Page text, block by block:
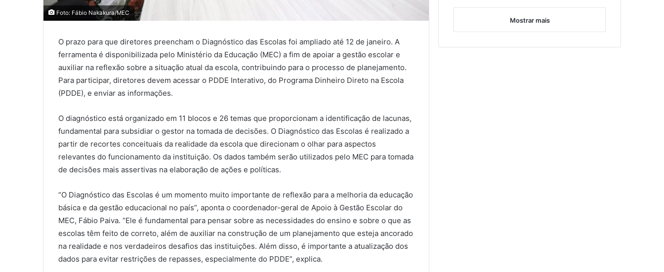
Foto: Fábio Nakakura/MEC
O prazo para que diretores preencham o Diagnóstico das Escolas foi ampliado até 12 de janeiro. A
ferramenta é disponibilizada pelo Ministério da Educação (MEC) a fim de apoiar a gestão escolar e
auxiliar na reflexão sobre a situação atual da escola, contribuindo para o processo de planejamento.
Para participar, diretores devem acessar o PDDE Interativo, do Programa Dinheiro Direto na Escola
(PDDE), e enviar as informações.
O diagnóstico está organizado em 11 blocos e 26 temas que proporcionam a identificação de lacunas,
fundamental para subsidiar o gestor na tomada de decisões. O Diagnóstico das Escolas é realizado a
partir de recortes conceituais da realidade da escola que direcionam o olhar para aspectos
relevantes do funcionamento da instituição. Os dados também serão utilizados pelo MEC para tomada
de decisões mais assertivas na elaboração de ações e políticas.
“O Diagnóstico das Escolas é um momento muito importante de reflexão para a melhoria da educação
básica e da gestão educacional no país”, aponta o coordenador-geral de Apoio à Gestão Escolar do
MEC, Fábio Paiva. “Ele é fundamental para pensar sobre as necessidades do ensino e sobre o que as
escolas têm feito de correto, além de auxiliar na construção de um planejamento que esteja ancorado
na realidade e nos verdadeiros desafios das instituições. Além disso, é importante a atualização dos
dados para evitar restrições de repasses, especialmente do PDDE”, explica.
Mostrar mais